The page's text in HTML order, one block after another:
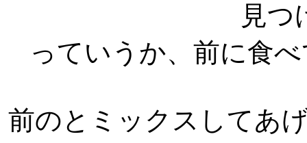
見つ
っていうか、前に食
前のとミックスしてあ